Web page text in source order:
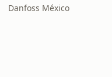
Danfoss México